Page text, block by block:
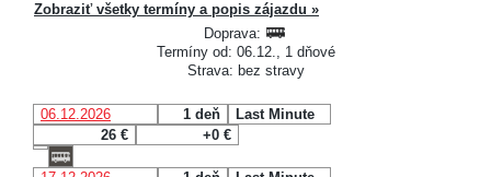
Zobraziť všetky termíny a popis zájazdu »
Doprava:
Termíny od: 06.12., 1 dňové
Strava: bez stravy
06.12.2026 1 deň
Last Minute
26 €
+0 €